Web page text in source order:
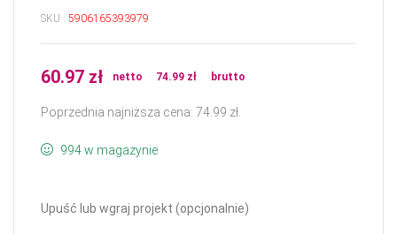
SKU : 5906165393979
60.97 zł netto 74.99 zł brutto
Poprzednia najniższa cena: 74.99 zł.
994 w magazynie
Upuść lub wgraj projekt (opcjonalnie)